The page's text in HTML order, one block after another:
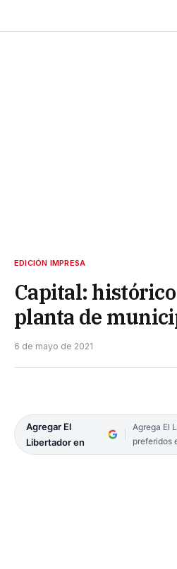
EDICIÓN IMPRESA
Capital: histórico
planta de
6 de mayo de 2021
Agregar El
Libertador en
Agrega El
preferidos